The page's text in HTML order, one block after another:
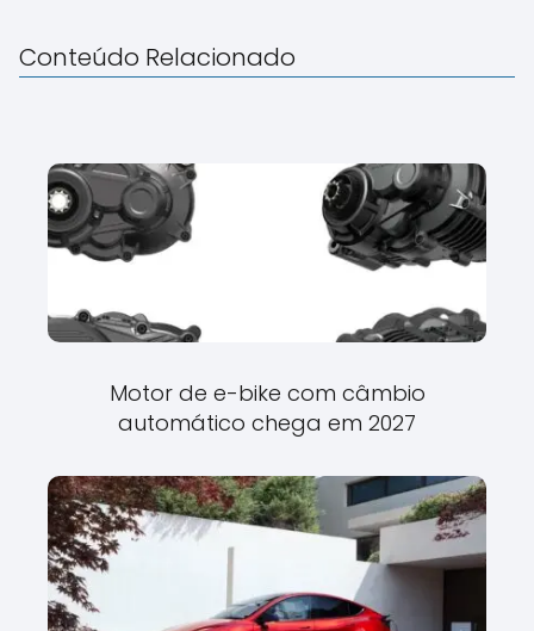
Conteúdo Relacionado
Motor de e-bike com câmbio
automático chega em 2027